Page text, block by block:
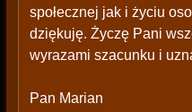
społecznej jak i życiu
dziękuję. Życzę Pani
wyrazami szacunku i
Pan Marian